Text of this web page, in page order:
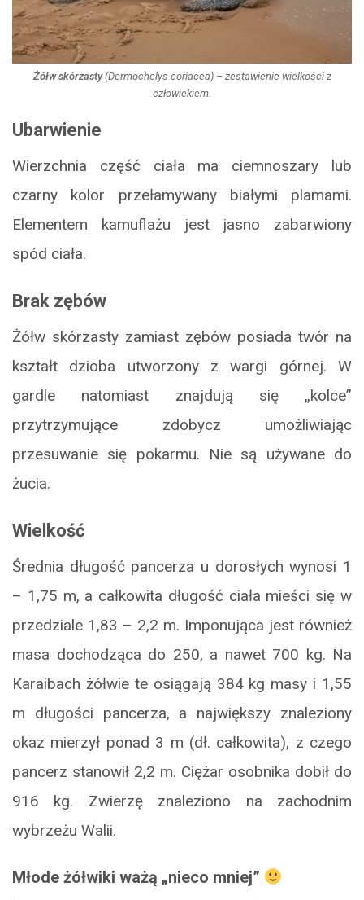
Żółw skórzasty(Dermochelys coriacea) – zestawienie wielkości z
człowiekiem.
Ubarwienie
Wierzchnia część ciała ma ciemnoszary lub
czarny kolor przełamywany białymi plamami.
Elementem kamuflażu jest jasno zabarwiony
spód ciała.
Brak zębów
Żółw skórzasty zamiast zębów posiada twór na
kształt dzioba utworzony z wargi górnej. W
gardle natomiast znajdują się „kolce”
przytrzymujące zdobycz umożliwiając
przesuwanie się pokarmu. Nie są używane do
żucia.
Wielkość
Średnia długość pancerza u dorosłych wynosi 1
– 1,75 m, a całkowita długość ciała mieści się w
przedziale 1,83 – 2,2 m. Imponująca jest również
masa dochodząca do 250, a nawet 700 kg. Na
Karaibach żółwie te osiągają 384 kg masy i 1,55
m długości pancerza, a największy znaleziony
okaz mierzył ponad 3 m (dł. całkowita), z czego
pancerz stanowił 2,2 m. Ciężar osobnika dobił do
916 kg. Zwierzę znaleziono na zachodnim
wybrzeżu Walii.
Młode żółwiki ważą „nieco mniej”